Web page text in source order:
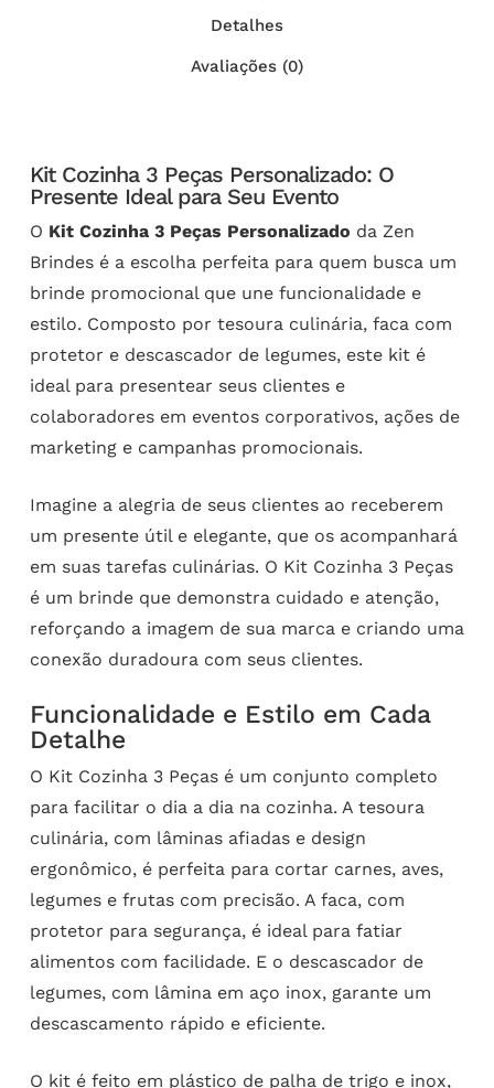
Detalhes
Avaliações (0)
Kit Cozinha 3 Peças Personalizado: O
Presente Ideal para Seu Evento
O Kit Cozinha 3 Peças Personalizado da Zen
Brindes é a escolha perfeita para quem busca um
brinde promocional que une funcionalidade e
estilo. Composto por tesoura culinária, faca com
protetor e descascador de legumes, este kit é
ideal para presentear seus clientes e
colaboradores em eventos corporativos, ações de
marketing e campanhas promocionais.
Imagine a alegria de seus clientes ao receberem
um presente útil e elegante, que os acompanhará
em suas tarefas culinárias. O Kit Cozinha 3 Peças
é um brinde que demonstra cuidado e atenção,
reforçando a imagem de sua marca e criando uma
conexão duradoura com seus clientes.
Funcionalidade e Estilo em Cada
Detalhe
O Kit Cozinha 3 Peças é um conjunto completo
para facilitar o dia a dia na cozinha. A tesoura
culinária, com lâminas afiadas e design
ergonômico, é perfeita para cortar carnes, aves,
legumes e frutas com precisão. A faca, com
protetor para segurança, é ideal para fatiar
alimentos com facilidade. E o descascador de
legumes, com lâmina em aço inox, garante um
descascamento rápido e eficiente.
O kit é feito em plástico de palha de trigo e inox,